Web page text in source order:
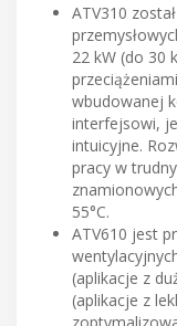
ATV310
22 kW (do 30
wbudowanej
interfejsowi,
intuicyjne.
pracy w
55°C.
ATV610 jest
(aplikacje z
(aplikacje z